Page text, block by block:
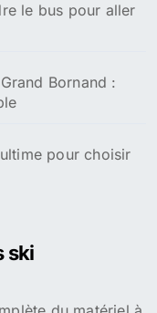
le bus pour aller
Bornand :
pour choisir
ski